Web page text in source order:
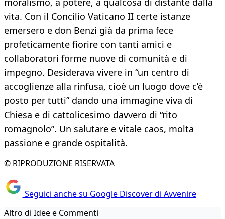
vita. Con il Concilio Vaticano II certe istanze
emersero e don Benzi già da prima fece
profeticamente fiorire con tanti amici e
collaboratori forme nuove di comunità e di
impegno. Desiderava vivere in “un centro di
accoglienze alla rinfusa, cioè un luogo dove c’è
posto per tutti” dando una immagine viva di
Chiesa e di cattolicesimo davvero di “rito
romagnolo”. Un salutare e vitale caos, molta
passione e grande ospitalità.
© RIPRODUZIONE RISERVATA
Seguici anche su Google Discover di Avvenire
Altro di Idee e Commenti